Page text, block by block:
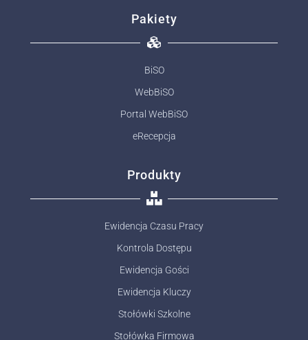
Pakiety
BiSO
WebBiSO
Portal WebBiSO
eRecepcja
Produkty
Ewidencja Czasu Pracy
Kontrola Dostępu
Ewidencja Gości
Ewidencja Kluczy
Stołówki Szkolne
Stołówka Firmowa